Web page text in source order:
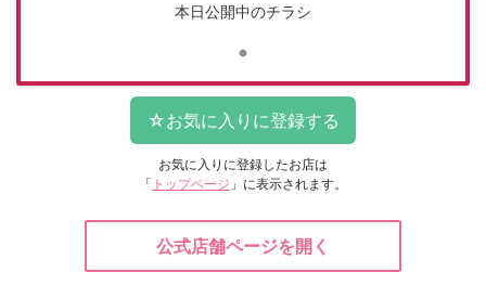
本日公開中のチラシ
お気に入りに登録したお店は
「 トップページ 」に表示されます。
公式店舗ページを開く